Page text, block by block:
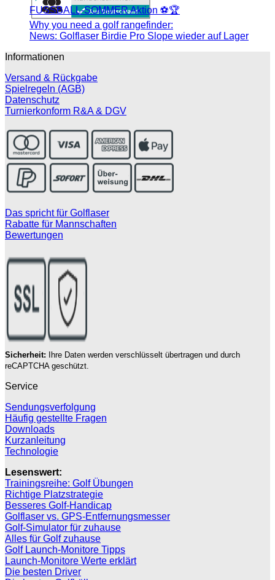
FUSSBALL-SOMMER Aktion ⚽️🏆
Why you need a golf rangefinder:
News: Golflaser Birdie Pro Slope wieder auf Lager
Informationen
Versand & Rückgabe
Spielregeln (AGB)
Datenschutz
Turnierkonform R&A & DGV
Das spricht für Golflaser
Rabatte für Mannschaften
Bewertungen
Sicherheit: Ihre Daten werden verschlüsselt übertragen und durch
reCAPTCHA geschützt.
Service
Sendungsverfolgung
Häufig gestellte Fragen
Downloads
Kurzanleitung
Technologie
Lesenswert:
Trainingsreihe: Golf Übungen
Richtige Platzstrategie
Besseres Golf-Handicap
Golflaser vs. GPS-Entfernungsmesser
Golf-Simulator für zuhause
Alles für Golf zuhause
Golf Launch-Monitore Tipps
Launch-Monitore Werte erklärt
Die besten Driver